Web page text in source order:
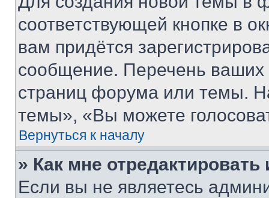
соответствующей кнопке в
вам придётся
сообщение. Перечень ваших
страниц форума или темы.
темы», «Вы можете
Вернуться к началу
» Как мне
Если вы не являетесь